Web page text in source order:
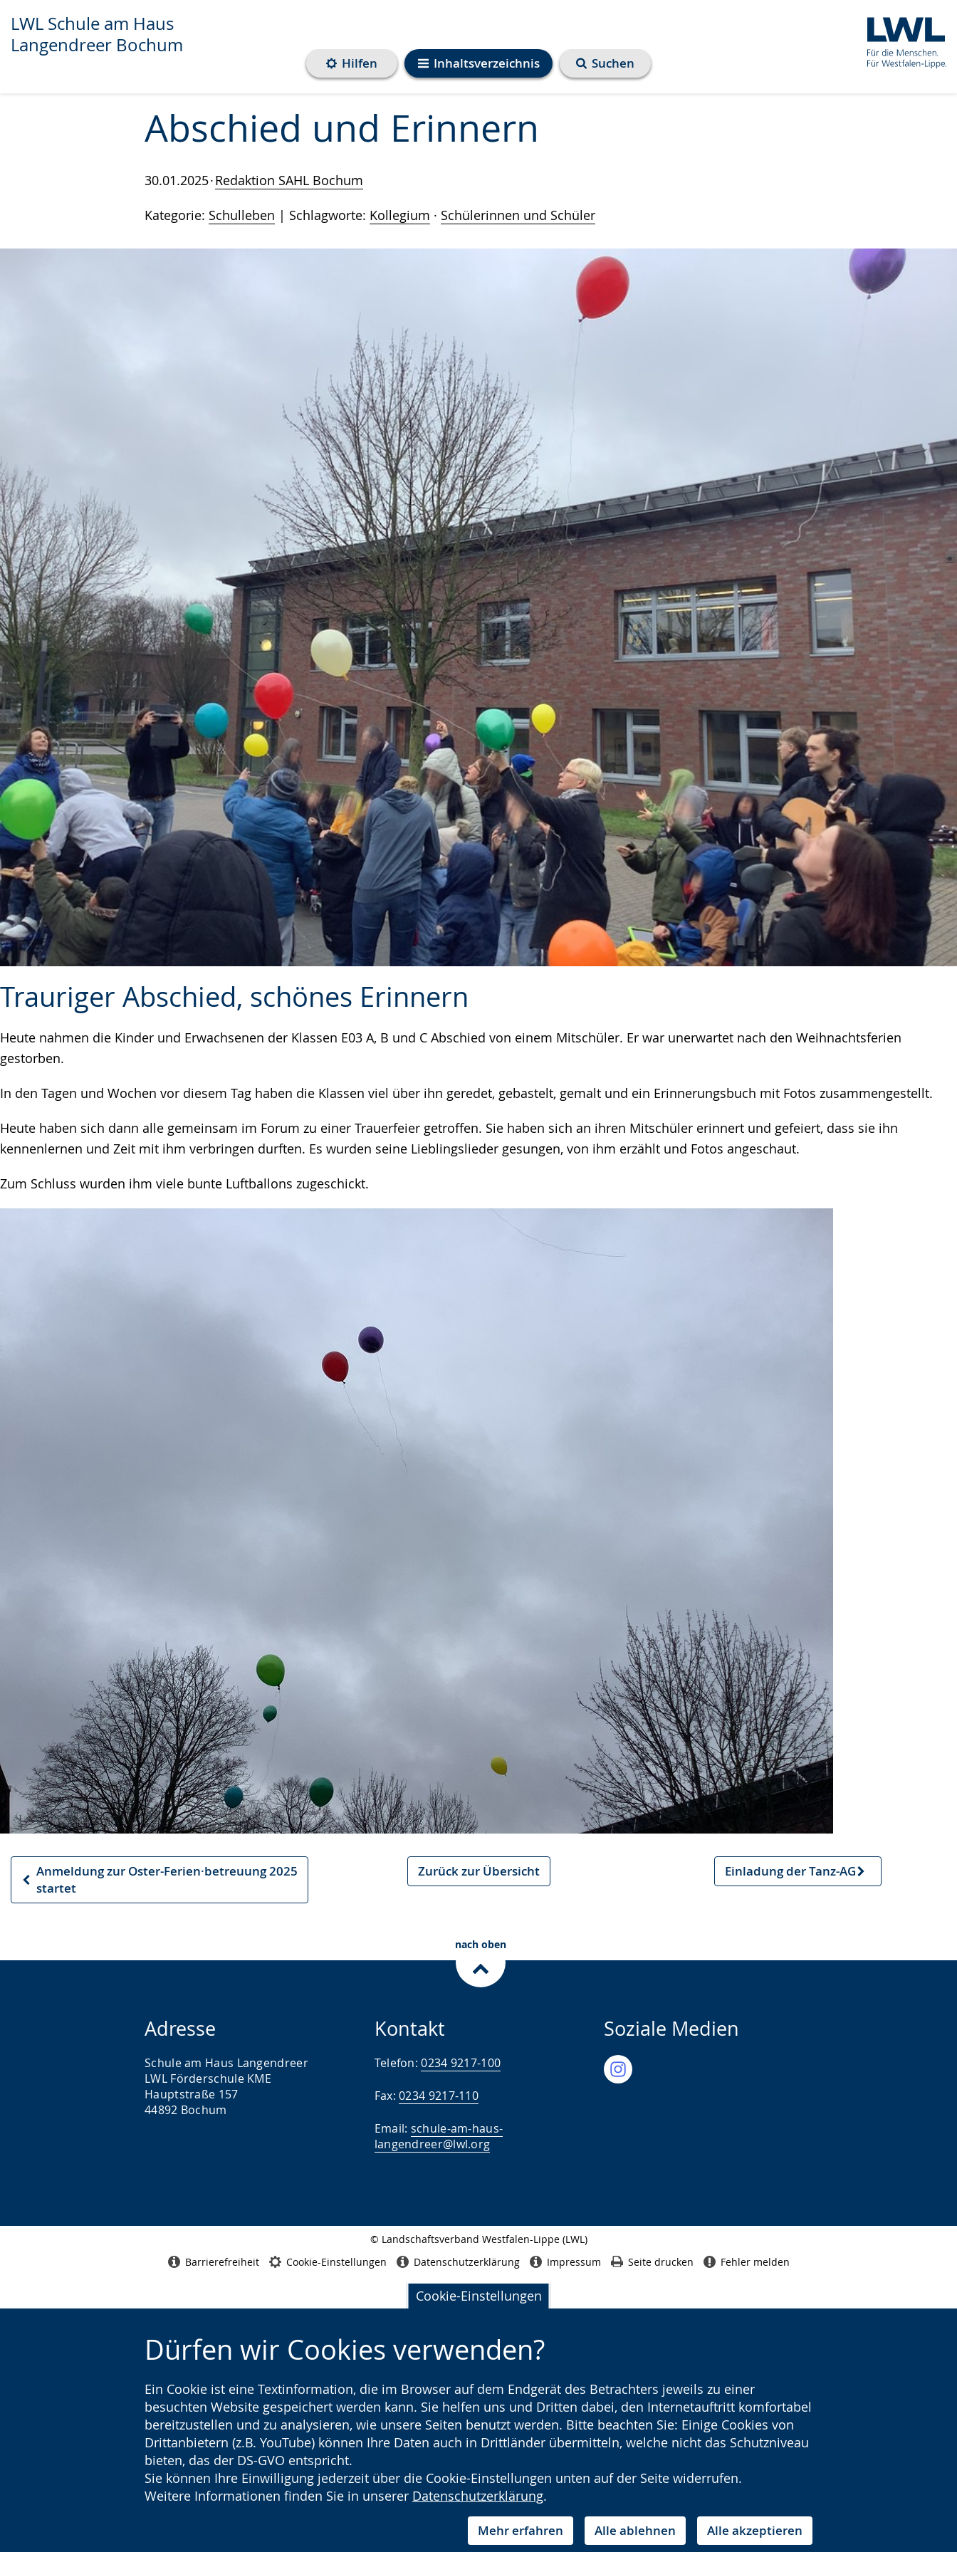
LWL Schule am Haus
Langendreer Bochum
Inhaltsverzeichnis
Hilfen Suchen
Cookie-Einstellungen
Dürfen wir Cookies verwenden?
Ein Cookie ist eine Textinformation, die im Browser auf dem Endgerät des Betrachters jeweils zu einer
besuchten Website gespeichert werden kann. Sie helfen uns und Dritten dabei, den Internetauftritt komfortabel
bereitzustellen und zu analysieren, wie unsere Seiten benutzt werden. Bitte beachten Sie: Einige Cookies von
Drittanbietern (z.B. YouTube) können Ihre Daten auch in Drittländer übermitteln, welche nicht das Schutzniveau
bieten, das der DS-GVO entspricht.
Sie können Ihre Einwilligung jederzeit über die Cookie-Einstellungen unten auf der Seite widerrufen.
Weitere Informationen finden Sie in unserer Datenschutzerklärung.
Alle akzeptieren
Alle ablehnen
Mehr erfahren
Abschied und Erinnern
30.01.2025 Redaktion SAHL Bochum
Kategorie: Schulleben Schlagworte: Kollegium · Schülerinnen und Schüler
Trauriger Abschied, schönes Erinnern
Heute nahmen die Kinder und Erwachsenen der Klassen E03 A, B und C Abschied von einem Mitschüler. Er war unerwartet nach den Weihnachtsferien
gestorben.
In den Tagen und Wochen vor diesem Tag haben die Klassen viel über ihn geredet, gebastelt, gemalt und ein Erinnerungsbuch mit Fotos zusammengestellt.
Heute haben sich dann alle gemeinsam im Forum zu einer Trauerfeier getroffen. Sie haben sich an ihren Mitschüler erinnert und gefeiert, dass sie ihn
kennenlernen und Zeit mit ihm verbringen durften. Es wurden seine Lieblingslieder gesungen, von ihm erzählt und Fotos angeschaut.
Zum Schluss wurden ihm viele bunte Luftballons zugeschickt.
Vorheriger
Artikel
Anmeldung zur Oster-Ferien·betreuung 2025
startet
Zurück zur Übersicht Einladung der Tanz-AG
Nächster
nach oben
Adresse
Schule am Haus Langendreer
LWL Förderschule KME
Hauptstraße 157
44892 Bochum
Kontakt
Telefon:0234 9217-100
Fax:0234 9217-110
Email: schule-am-haus-
langendreer@lwl.org
Soziale Medien
© Landschaftsverband Westfalen-Lippe (LWL)
Barrierefreiheit Cookie-Einstellungen Datenschutzerklärung Impressum Seite drucken Fehler melden